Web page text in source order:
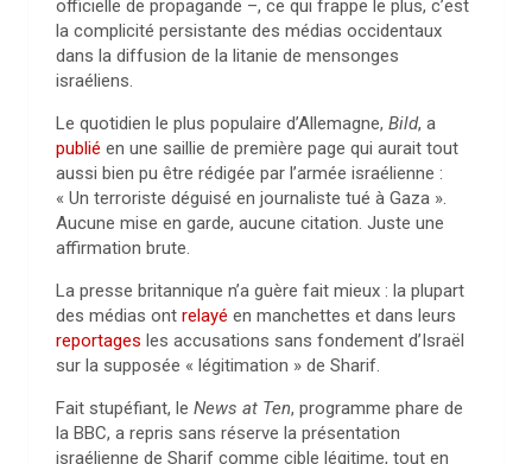
officielle de propagande –, ce qui frappe le plus, c’est
la complicité persistante des médias occidentaux
dans la diffusion de la litanie de mensonges
israéliens.
Le quotidien le plus populaire d’Allemagne, Bild, a
publié en une saillie de première page qui aurait tout
aussi bien pu être rédigée par l’armée israélienne :
« Un terroriste déguisé en journaliste tué à Gaza ».
Aucune mise en garde, aucune citation. Juste une
affirmation brute.
La presse britannique n’a guère fait mieux : la plupart
des médias ont relayé en manchettes et dans leurs
reportages les accusations sans fondement d’Israël
sur la supposée « légitimation » de Sharif.
Fait stupéfiant, le News at Ten, programme phare de
la BBC, a repris sans réserve la présentation
israélienne de Sharif comme cible légitime, tout en